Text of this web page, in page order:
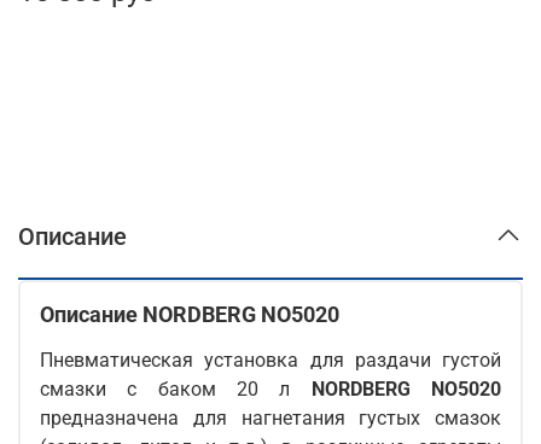
Описание
Описание NORDBERG NO5020
Пневматическая установка для раздачи густой
смазки с баком 20 л NORDBERG NO5020
предназначена для нагнетания густых смазок